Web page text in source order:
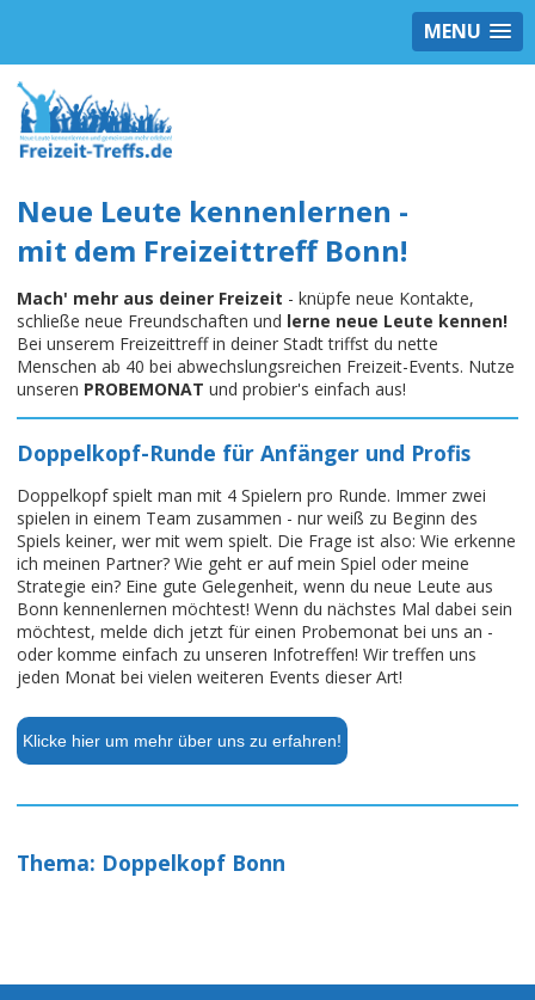
MENU
Neue Leute kennenlernen -
mit dem Freizeittreff Bonn!
Mach' mehr aus deiner Freizeit - knüpfe neue Kontakte,
schließe neue Freundschaften und lerne neue Leute kennen!
Bei unserem Freizeittreff in deiner Stadt triffst du nette
Menschen ab 40 bei abwechslungsreichen Freizeit-Events. Nutze
unseren PROBEMONAT und probier's einfach aus!
Doppelkopf-Runde für Anfänger und Profis
Doppelkopf spielt man mit 4 Spielern pro Runde. Immer zwei
spielen in einem Team zusammen - nur weiß zu Beginn des
Spiels keiner, wer mit wem spielt. Die Frage ist also: Wie erkenne
ich meinen Partner? Wie geht er auf mein Spiel oder meine
Strategie ein? Eine gute Gelegenheit, wenn du neue Leute aus
Bonn kennenlernen möchtest! Wenn du nächstes Mal dabei sein
möchtest, melde dich jetzt für einen Probemonat bei uns an -
oder komme einfach zu unseren Infotreffen! Wir treffen uns
jeden Monat bei vielen weiteren Events dieser Art!
Klicke hier um mehr über uns zu erfahren!
Thema: Doppelkopf Bonn